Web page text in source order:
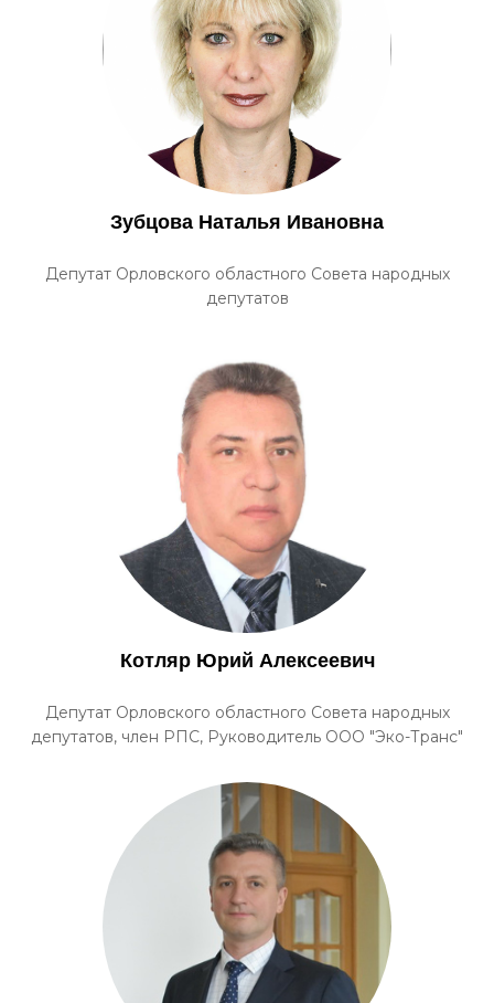
Зубцова Наталья Ивановна
Депутат Орловского областного Совета народных
депутатов
Котляр Юрий Алексеевич
Депутат Орловского областного Совета народных
депутатов, член РПС, Руководитель ООО "Эко-Транс"